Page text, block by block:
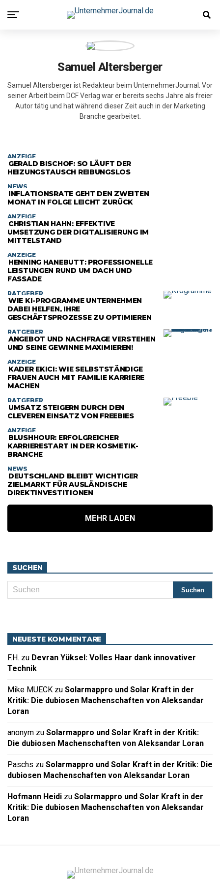
Samuel Altersberger
Samuel Altersberger ist Redakteur beim UnternehmerJournal. Vor
seiner Arbeit beim DCF Verlag war er bereits sechs Jahre als freier
Autor tätig und hat während dieser Zeit auch in der Marketing
Branche gearbeitet.
ANZEIGE
GERALD BISCHOF: SO LÄUFT DER
HEIZUNGSTAUSCH REIBUNGSLOS
NEWS
INFLATIONSRATE GEHT DEN ZWEITEN
MONAT IN FOLGE LEICHT ZURÜCK
ANZEIGE
CHRISTIAN HAHN: EFFEKTIVE
UMSETZUNG DER DIGITALISIERUNG IM
MITTELSTAND
ANZEIGE
HENNING HANEBUTT: PROFESSIONELLE
LEISTUNGEN RUND UM DACH UND
FASSADE
RATGEBER
WIE KI-PROGRAMME UNTERNEHMEN
DABEI HELFEN, IHRE
GESCHÄFTSPROZESSE ZU OPTIMIEREN
RATGEBER
ANGEBOT UND NACHFRAGE VERSTEHEN
UND SEINE GEWINNE MAXIMIEREN!
ANZEIGE
KADER EKICI: WIE SELBSTSTÄNDIGE
FRAUEN AUCH MIT FAMILIE KARRIERE
MACHEN
RATGEBER
UMSATZ STEIGERN DURCH DEN
CLEVEREN EINSATZ VON FREEBIES
ANZEIGE
BLUSHHOUR: ERFOLGREICHER
KARRIERESTART IN DER KOSMETIK-
BRANCHE
NEWS
DEUTSCHLAND BLEIBT WICHTIGER
ZIELMARKT FÜR AUSLÄNDISCHE
DIREKTINVESTITIONEN
MEHR LADEN
SUCHEN
NEUESTE KOMMENTARE
F.H. zu Devran Yüksel: Volles Haar dank innovativer
Technik
Mike MUECK zu Solarmappro und Solar Kraft in der
Kritik: Die dubiosen Machenschaften von Aleksandar
Loran
anonym zu Solarmappro und Solar Kraft in der Kritik:
Die dubiosen Machenschaften von Aleksandar Loran
Paschs zu Solarmappro und Solar Kraft in der Kritik: Die
dubiosen Machenschaften von Aleksandar Loran
Hofmann Heidi zu Solarmappro und Solar Kraft in der
Kritik: Die dubiosen Machenschaften von Aleksandar
Loran